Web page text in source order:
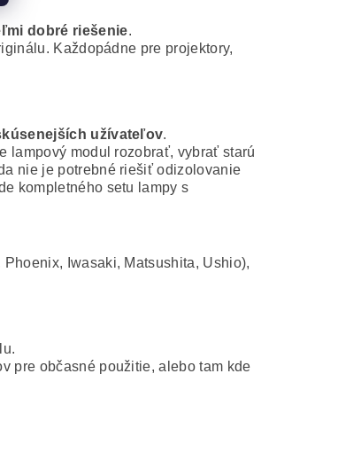
dobré riešenie.
Každopádne pre projektory,
užívateľov.
lampový modul rozobrať, vybrať starú
nie je potrebné riešiť odizolovanie
kompletného setu lampy s
Iwasaki, Matsushita, Ushio),
pre občasné použitie, alebo tam kde